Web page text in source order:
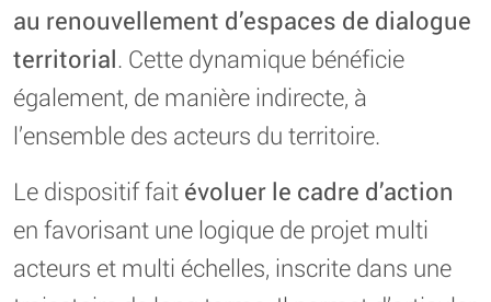
au renouvellement d’espaces de dialogue
territorial. Cette dynamique bénéficie
également, de manière indirecte, à
l’ensemble des acteurs du territoire.
Le dispositif fait évoluer le cadre d’action
en favorisant une logique de projet multi
acteurs et multi échelles, inscrite dans une